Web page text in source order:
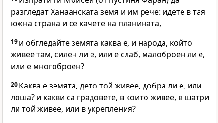
разгледат Ханаанската земя и им рече: идете в тая
южна страна и се качете на планината,
19 и обгледайте земята каква е, и народа, който
живее там, силен ли е, или е слаб, малоброен ли е,
или е многоброен?
20 Каква е земята, дето той живее, добра ли е, или
лоша? и какви са градовете, в които живее, в шатри
ли той живее, или в укрепления?